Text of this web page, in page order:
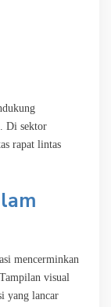
Di sektor
rapat lintas
mencerminkan
visual
yang lancar